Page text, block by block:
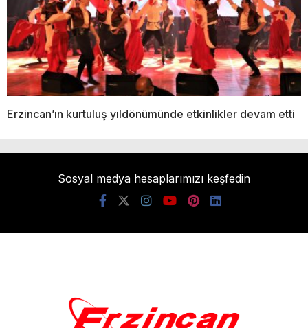
Erzincan’ın kurtuluş yıldönümünde etkinlikler devam etti
Sosyal medya hesaplarımızı keşfedin